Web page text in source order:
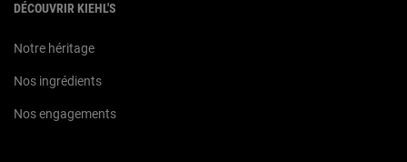
DÉCOUVRIR KIEHL'S
Notre héritage
Nos ingrédients
Nos engagements